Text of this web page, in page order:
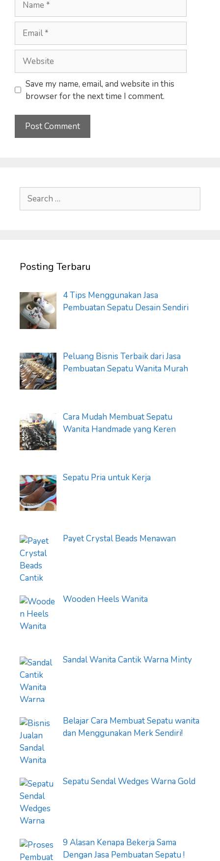
Email
Website
Save my name, email, and website in this
browser for the next time I comment.
Search
for:
Posting Terbaru
4 Tips Menggunakan Jasa
Pembuatan Sepatu Desain Sendiri
Peluang Bisnis Terbaik dari Jasa
Pembuatan Sepatu Wanita Murah
Cara Mudah Membuat Sepatu
Wanita Handmade yang Keren
Sepatu Pria untuk Kerja
Payet Crystal Beads Menawan
Wooden Heels Wanita
Sandal Wanita Cantik Warna Minty
Belajar Cara Membuat Sepatu wanita
dan Menggunakan Merk Sendiri!
Sepatu Sendal Wedges Warna Gold
9 Alasan Kenapa Bekerja Sama
Dengan Jasa Pembuatan Sepatu !